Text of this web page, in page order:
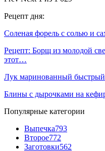
Рецепт дня:
Соленая форель с солью и
Рецепт: Борщ из молодой
этот…
Лук маринованный быстрый
Блины с дырочками на
Популярные категории
Выпечка793
Второе772
Заготовки562